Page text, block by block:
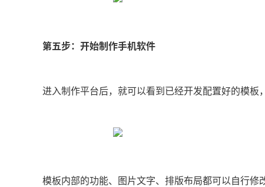
第五步：开始制作手机软件
进入制作平台后，就可以看到已经开发配置好的模板
模板内部的功能、图片文字、排版布局都可以自行